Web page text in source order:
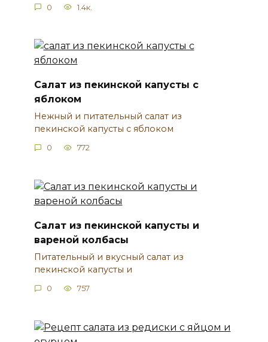
0 1.4к.
Салат из пекинской капусты с
яблоком
Нежный и питательный салат из
пекинской капусты с яблоком
0 772
Салат из пекинской капусты и
вареной колбасы
Питательный и вкусный салат из
пекинской капусты и
0 757